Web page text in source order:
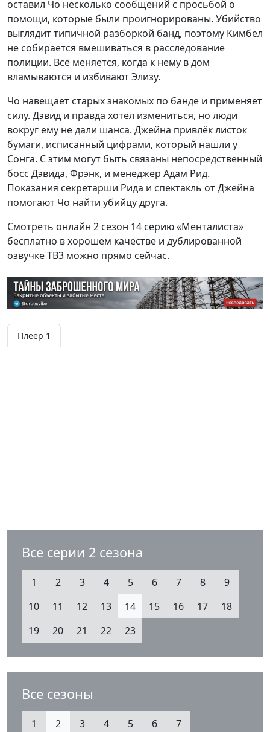
оставил Чо несколько сообщений с просьбой о
помощи, которые были проигнорированы. Убийство
выглядит типичной разборкой банд, поэтому Кимбел
не собирается вмешиваться в расследование
полиции. Всё меняется, когда к нему в дом
вламываются и избивают Элизу.
Чо навещает старых знакомых по банде и применяет
силу. Дэвид и правда хотел измениться, но люди
вокруг ему не дали шанса. Джейна привлёк листок
бумаги, исписанный цифрами, который нашли у
Сонга. С этим могут быть связаны непосредственный
босс Дэвида, Фрэнк, и менеджер Адам Рид.
Показания секретарши Рида и спектакль от Джейна
помогают Чо найти убийцу друга.
Смотреть онлайн 2 сезон 14 серию «Менталиста»
бесплатно в хорошем качестве и дублированной
озвучке ТВ3 можно прямо сейчас.
Плеер 1
Все серии 2 сезона
1 2 3 4 5 6 7 8
9
10
11 12 13 14 15 16 17
18
19
20 21 22 23
Все сезоны
1 2 3 4 5 6 7